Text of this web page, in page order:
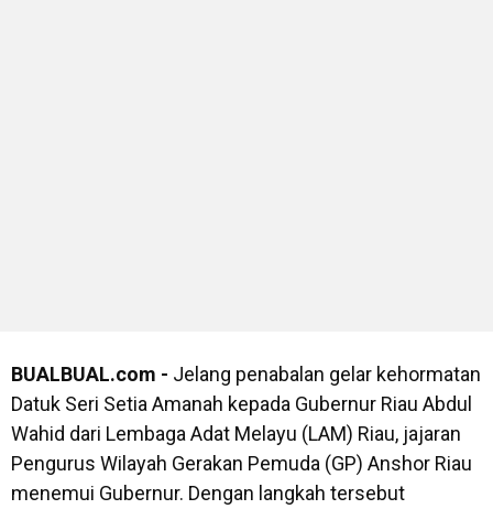
BUALBUAL.com - Jelang penabalan gelar kehormatan
Datuk Seri Setia Amanah kepada Gubernur Riau Abdul
Wahid dari Lembaga Adat Melayu (LAM) Riau, jajaran
Pengurus Wilayah Gerakan Pemuda (GP) Anshor Riau
menemui Gubernur. Dengan langkah tersebut